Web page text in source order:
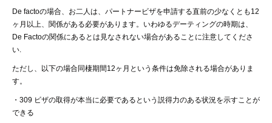
De factoの場合、お二人は、パートナービザを申請する直前の少なくとも 12
ヶ月以上、関係がある必要があります。 いわゆるデーティングの時期は、
De Factoの関係にあるとは見なされない場合があることに注意してくださ
い.
ただし、以下の場合同棲期間12ヶ月という条件は免除される場合がありま
す。
・309 ビザの取得が本当に必要であるという説得力のある状況を示すことが
できる